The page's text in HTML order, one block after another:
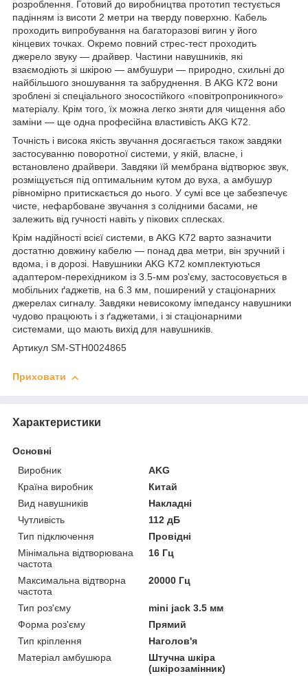
розроблення. Готовий до виробництва прототип тестується
падінням із висоти 2 метри на тверду поверхню. Кабель
проходить випробування на багаторазові вигин у його
кінцевих точках. Окремо повний стрес-тест проходить
джерело звуку — драйвер. Частини навушників, які
взаємодіють зі шкірою — амбушури — природно, схильні до
найбільшого зношування та забруднення. В AKG K72 вони
зроблені зі спеціального зносостійкого «повітропроникного»
матеріалу. Крім того, їх можна легко зняти для чищення або
заміни — ще одна професійна властивість AKG K72.
Точність і висока якість звучання досягається також завдяки
застосуванню поворотної системи, у якій, власне, і
встановлено драйвери. Завдяки їй мембрана відтворює звук,
розміщується під оптимальним кутом до вуха, а амбушур
рівномірно притискається до нього. У сумі все це забезпечує
чисте, нефарбоване звучання з солідними басами, не
залежить від гучності навіть у пікових сплесках.
Крім надійності всієї системи, в AKG K72 варто зазначити
достатню довжину кабелю — понад два метри, він зручний і
вдома, і в дорозі. Навушники AKG K72 комплектуються
адаптером-перехідником із 3.5-мм роз'єму, застосовується в
мобільних ґаджетів, на 6.3 мм, поширений у стаціонарних
джерелах сигналу. Завдяки невисокому імпедансу навушники
чудово працюють і з ґаджетами, і зі стаціонарними
системами, що мають вихід для навушників.
Артикул SM-STH0024865
Приховати
Характеристики
Основні
Виробник
AKG
Країна виробник
Китай
Вид навушників
Накладні
Чутливість
112 дБ
Тип підключення
Провідні
Мінімальна відтворювана
частота
16 Гц
Максимальна відтворна
частота
20000 Гц
Тип роз'єму
mini jack 3.5 мм
Форма роз'єму
Прямий
Тип кріплення
Наголов'я
Матеріал амбушюра
Штучна шкіра
(шкірозамінник)